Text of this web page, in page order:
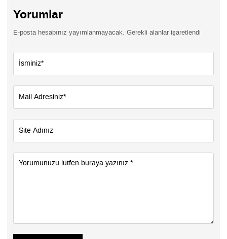
Yorumlar
E-posta hesabınız yayımlanmayacak. Gerekli alanlar işaretlendi